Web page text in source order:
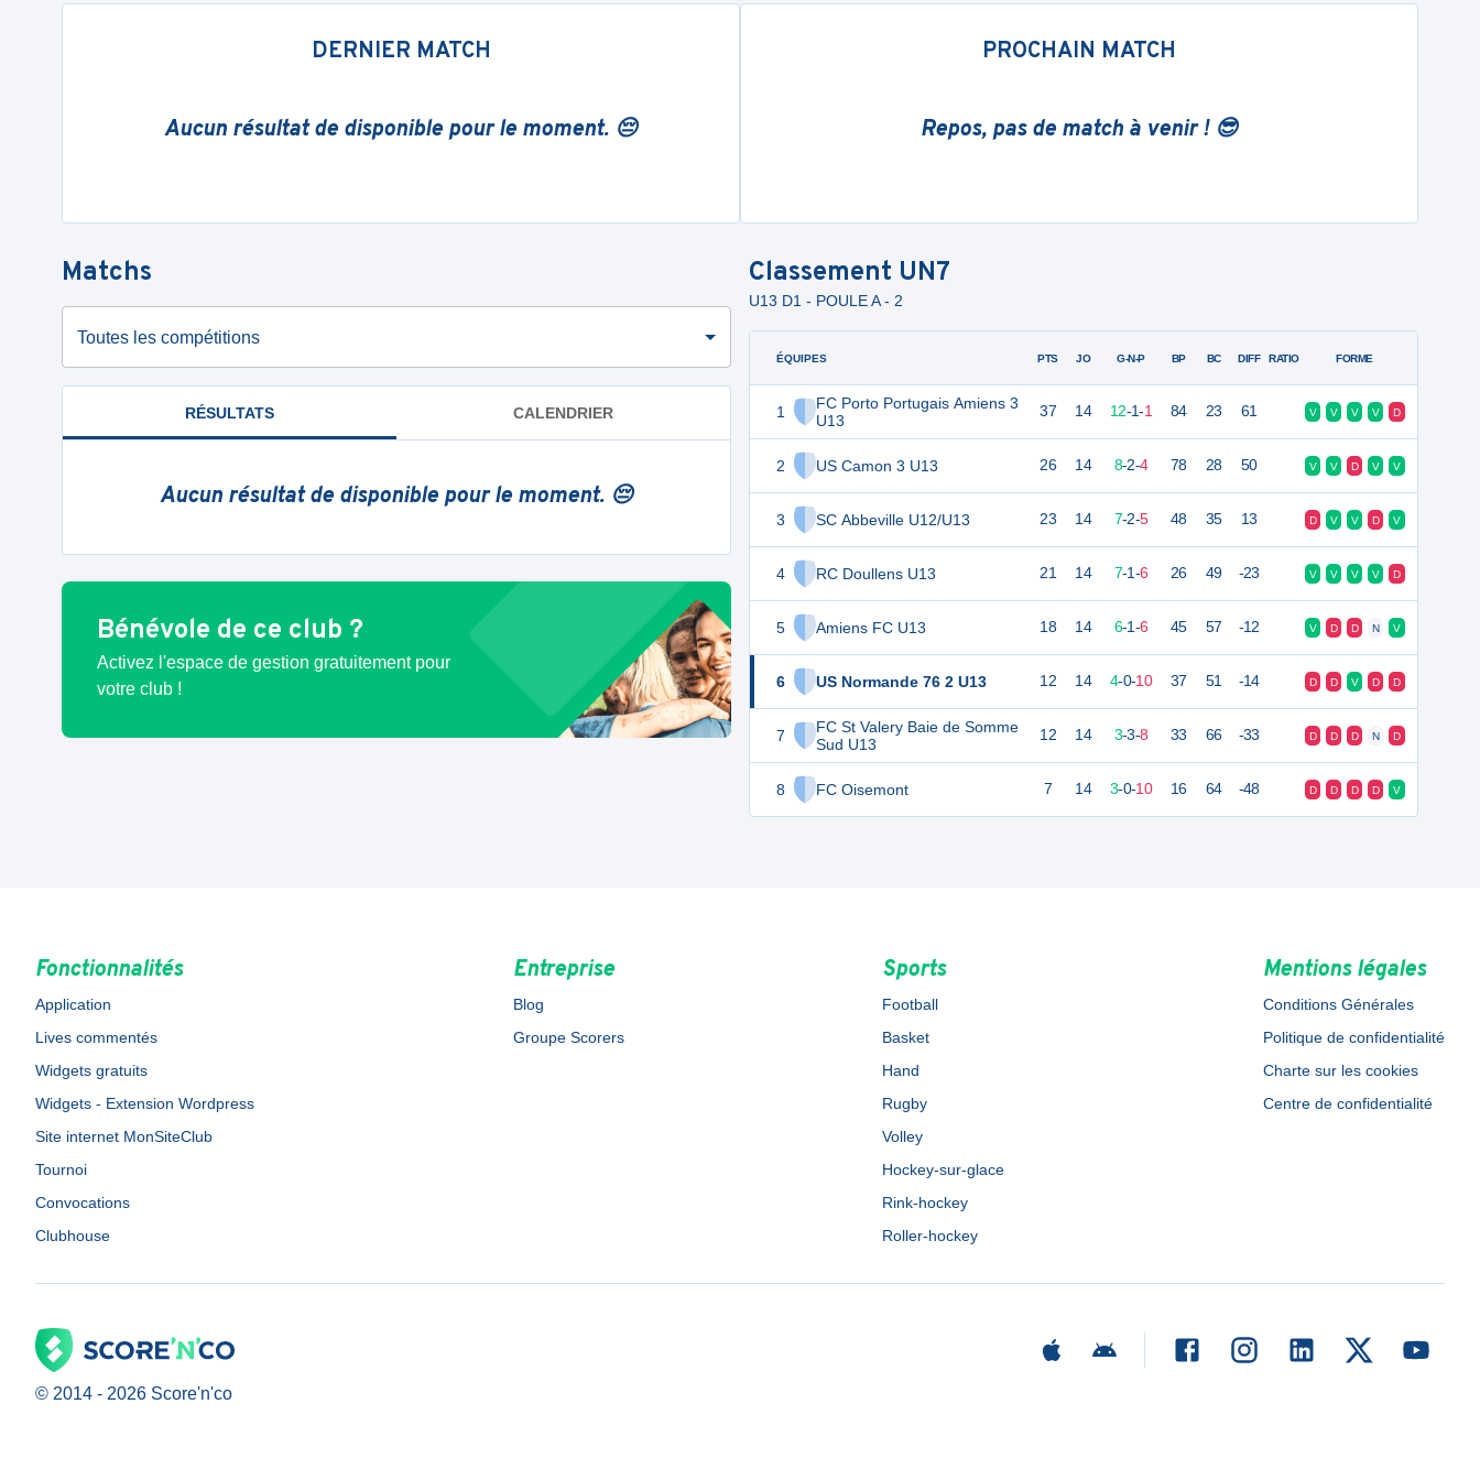
DERNIER MATCH
Aucun résultat de disponible pour le moment. 😔
PROCHAIN MATCH
Repos, pas de match à venir ! 😎
Matchs
Toutes les compétitions
RÉSULTATS CALENDRIER
Aucun résultat de disponible pour le moment. 😔
Bénévole de ce club ?
Activez l'espace de gestion gratuitement pour
votre club !
Classement UN7
U13 D1 - POULE A - 2
ÉQUIPES
1
FC Porto Portugais Amiens 3
U13
2 US Camon 3 U13
3 SC Abbeville U12/U13
4 RC Doullens U13
5 Amiens FC U13
6 US Normande 76 2 U13
7
FC St Valery Baie de Somme
Sud U13
8 FC Oisemont
PTS JO G-N-P BP BC DIFF RATIO FORME
37 14 12-1-1 84 23 61 V V V V D
26 14 8-2-4 78 28 50 V V D V V
23 14 7-2-5 48 35 13 D V V D V
21 14 7-1-6 26 49 -23 V V V V D
18 14 6-1-6 45 57 -12 V D D N V
12 14 4-0-10 37 51 -14 D D V D D
12 14 3-3-8 33 66 -33 D D D N D
7 14 3-0-10 16 64 -48 D D D D V
Fonctionnalités
Application
Lives commentés
Widgets gratuits
Widgets - Extension Wordpress
Site internet MonSiteClub
Tournoi
Convocations
Clubhouse
Entreprise
Blog
Groupe Scorers
Sports
Football
Basket
Hand
Rugby
Volley
Hockey-sur-glace
Rink-hockey
Roller-hockey
Mentions légales
Conditions Générales
Politique de confidentialité
Charte sur les cookies
Centre de confidentialité
© 2014 - 2026 Score'n'co